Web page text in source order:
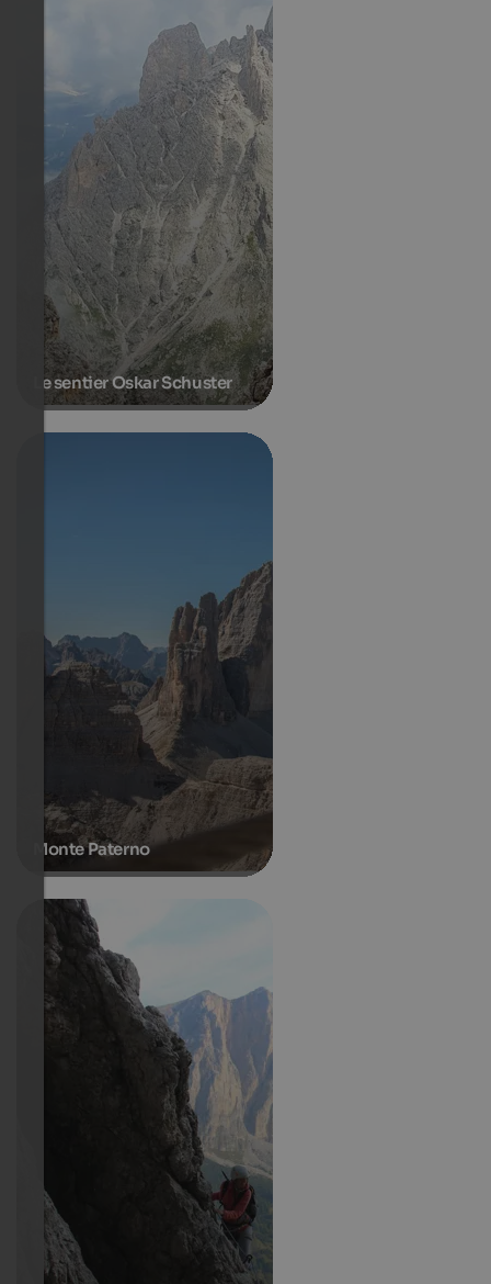
Le sentier Oskar Schuster
Monte Paterno